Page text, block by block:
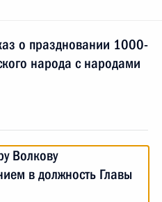
о праздновании 1000-
народа с народами
Волкову
в должность Главы